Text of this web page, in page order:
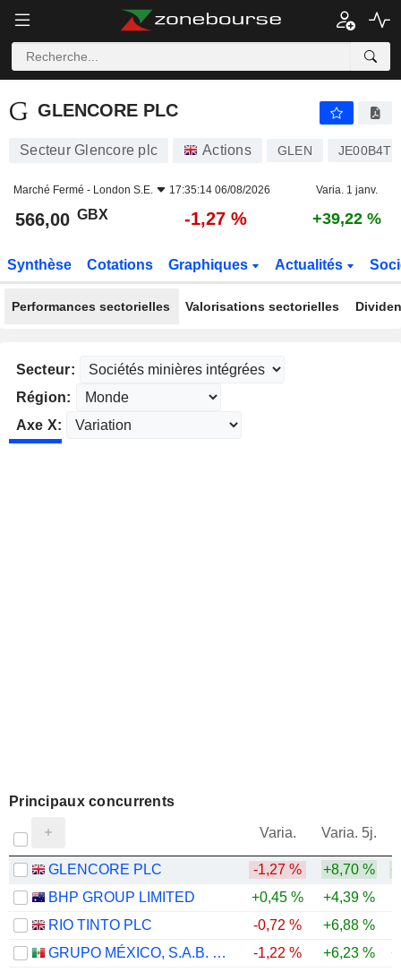
GLENCORE PLC
GLENCORE PLC
Secteur Glencore plc Actions GLEN
Marché Fermé - London S.E. 17:35:14 06/08/2026 Varia. 1 janv.
566,00 GBX -1,27 % +39,22 %
Synthèse Cotations Graphiques Actualités
Performances sectorielles Valorisations sectorielles
Secteur:
Région:
Axe X:
Principaux concurrents
Varia. Varia. 5j.
GLENCORE PLC
-1,27 % +8,70 %
BHP GROUP LIMITED
+0,45 % +4,39 %
RIO TINTO PLC
-0,72 % +6,88 %
GRUPO MÉXICO, S.A.B. DE C.V.
-1,22 % +6,23 %